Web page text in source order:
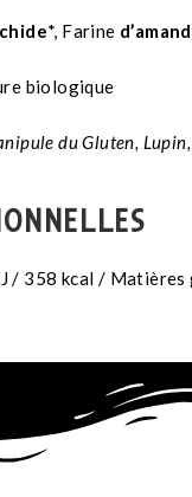
*, Farine
biologique
du Gluten,
/ 358 kcal /